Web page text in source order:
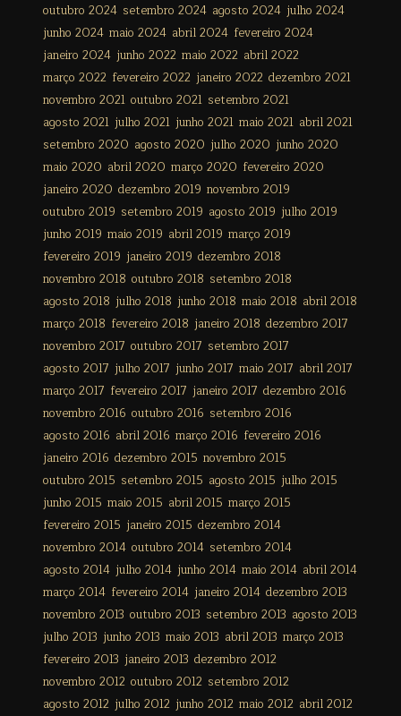
outubro 2024 setembro 2024 agosto 2024 julho 2024
junho 2024 maio 2024 abril 2024 fevereiro 2024
janeiro 2024 junho 2022 maio 2022 abril 2022
março 2022 fevereiro 2022 janeiro 2022 dezembro 2021
novembro 2021 outubro 2021 setembro 2021
agosto 2021 julho 2021 junho 2021 maio 2021 abril 2021
setembro 2020 agosto 2020 julho 2020 junho 2020
maio 2020 abril 2020 março 2020 fevereiro 2020
janeiro 2020 dezembro 2019 novembro 2019
outubro 2019 setembro 2019 agosto 2019 julho 2019
junho 2019 maio 2019 abril 2019 março 2019
fevereiro 2019 janeiro 2019 dezembro 2018
novembro 2018 outubro 2018 setembro 2018
agosto 2018 julho 2018 junho 2018 maio 2018 abril 2018
março 2018 fevereiro 2018 janeiro 2018 dezembro 2017
novembro 2017 outubro 2017 setembro 2017
agosto 2017 julho 2017 junho 2017 maio 2017 abril 2017
março 2017 fevereiro 2017 janeiro 2017 dezembro 2016
novembro 2016 outubro 2016 setembro 2016
agosto 2016 abril 2016 março 2016 fevereiro 2016
janeiro 2016 dezembro 2015 novembro 2015
outubro 2015 setembro 2015 agosto 2015 julho 2015
junho 2015 maio 2015 abril 2015 março 2015
fevereiro 2015 janeiro 2015 dezembro 2014
novembro 2014 outubro 2014 setembro 2014
agosto 2014 julho 2014 junho 2014 maio 2014 abril 2014
março 2014 fevereiro 2014 janeiro 2014 dezembro 2013
novembro 2013 outubro 2013 setembro 2013 agosto 2013
julho 2013 junho 2013 maio 2013 abril 2013 março 2013
fevereiro 2013 janeiro 2013 dezembro 2012
novembro 2012 outubro 2012 setembro 2012
agosto 2012 julho 2012 junho 2012 maio 2012 abril 2012